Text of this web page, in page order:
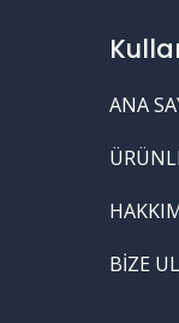
ANA
BIZE